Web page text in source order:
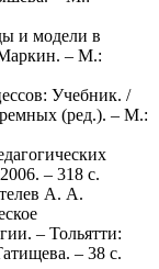
и модели в
– М.:
Учебник. /
(ред.). – М.:
– 318 с.
А. А.
– Тольятти:
– 38 с.